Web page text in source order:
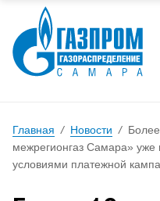
Главная / Новости /
межрегионгаз Самара» уже
условиями платежной